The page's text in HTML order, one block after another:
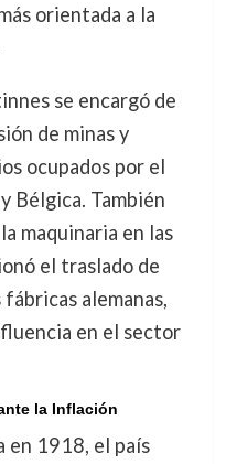
orientada a la
se encargó de
de minas y
ocupados por el
Bélgica. También
maquinaria en las
el traslado de
alemanas,
en el sector
la Inflación
en 1918, el país